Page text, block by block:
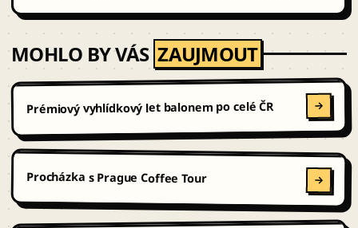
MOHLO BY VÁS ZAUJMOUT
Prémiový vyhlídkový let balonem po celé ČR
Procházka s Prague Coffee Tour